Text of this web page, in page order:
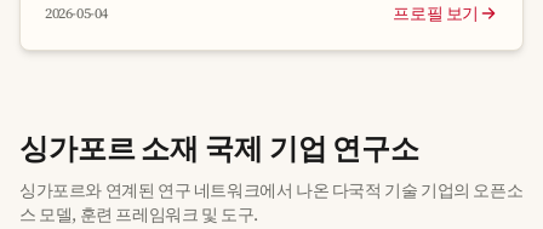
2026-05-04 프로필 보기
싱가포르 소재 국제 기업 연구소
싱가포르와 연계된 연구 네트워크에서 나온 다국적 기술 기업의 오픈소
스 모델, 훈련 프레임워크 및 도구.